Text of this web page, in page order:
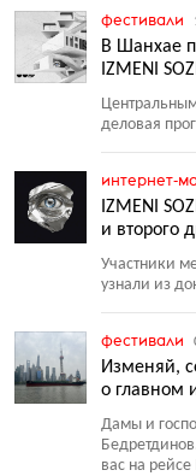
фестивали
В Шанхае
IZMENI
деловая
интернет-
IZMENI
и второго
Участники
узнали из
фестивали
Изменяй,
о главном
Дамы и
вас на